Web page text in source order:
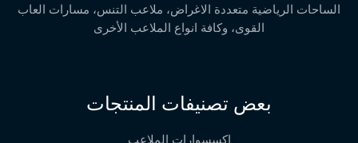
الساحات الرياضية متعددة الاغراض، ملاعب التنس، مسارات العاب
القوى، وكافة انواع الملاعب الأخرى
بعض تصنيفات المنتجات
اكسسوارات الملاعب